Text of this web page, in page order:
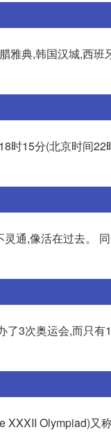
雅典,韩国汉城,西
时15分(北京时间
通,像活在过去。
3次奥运会,而只
XXXII Olympiad)